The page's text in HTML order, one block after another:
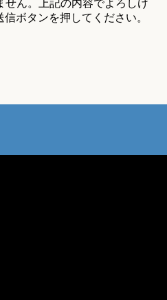
せん。上記の内容でよろしけ
ボタンを押してください。